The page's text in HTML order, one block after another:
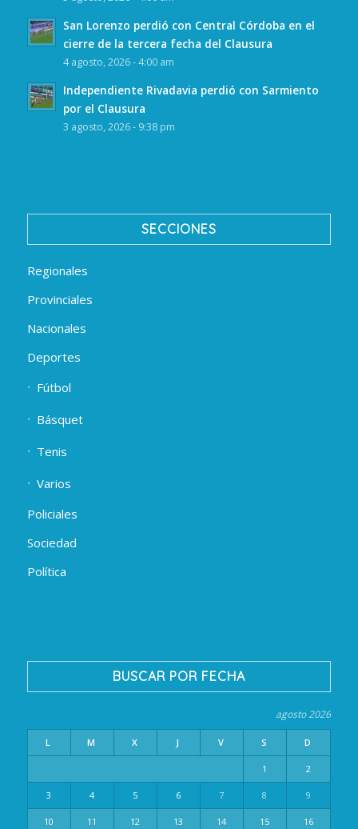
San Lorenzo perdió con Central Córdoba en el
cierre de la tercera fecha del Clausura
4 agosto, 2026 - 4:00 am
Independiente Rivadavia perdió con Sarmiento
por el Clausura
3 agosto, 2026 - 9:38 pm
SECCIONES
Regionales
Provinciales
Nacionales
Deportes
Fútbol
Básquet
Tenis
Varios
Policiales
Sociedad
Política
BUSCAR POR FECHA
agosto 2026
L M X J V S D
1 2
3 4 5 6 7 8 9
10 11 12 13 14 15 16